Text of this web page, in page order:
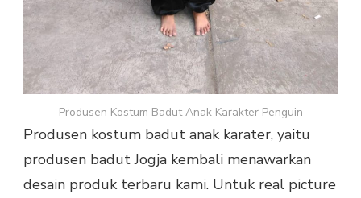
Produsen Kostum Badut Anak Karakter Penguin
Produsen kostum badut anak karater, yaitu
produsen badut Jogja kembali menawarkan
desain produk terbaru kami. Untuk real picture